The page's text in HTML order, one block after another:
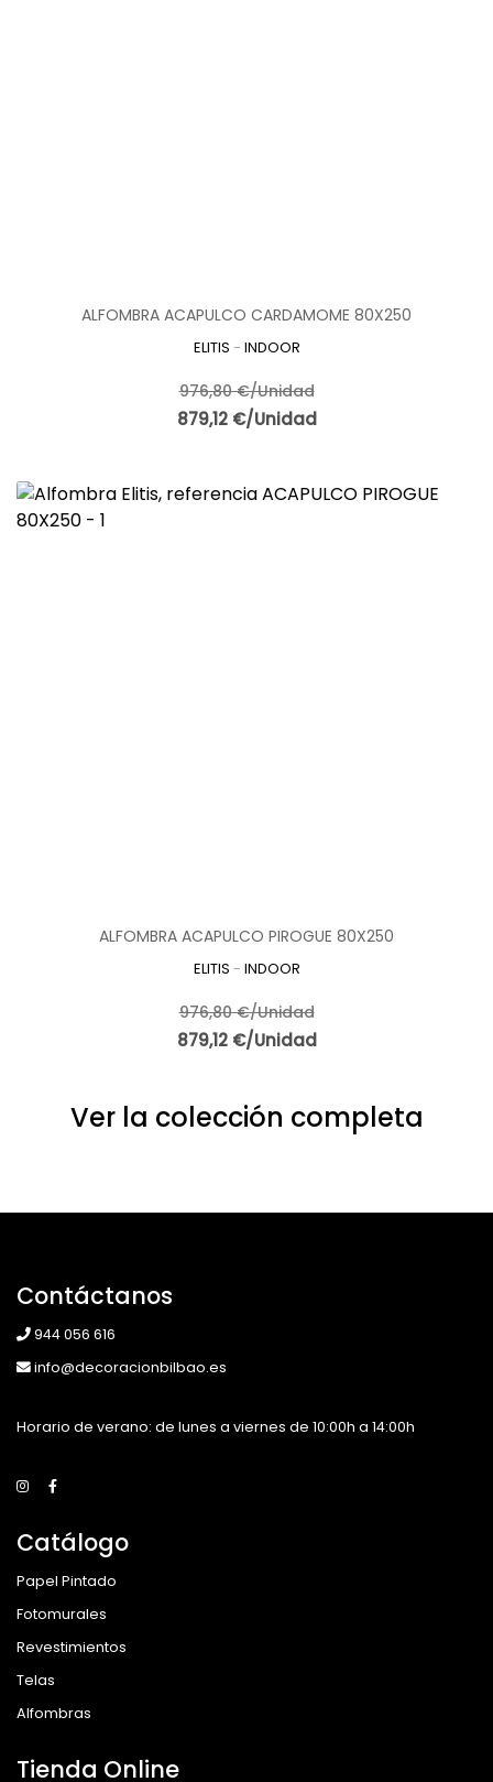
ALFOMBRA ACAPULCO CARDAMOME 80X250
ELITIS - INDOOR
976,80 €/Unidad
879,12 €/Unidad
ALFOMBRA ACAPULCO PIROGUE 80X250
ELITIS - INDOOR
976,80 €/Unidad
879,12 €/Unidad
Ver la colección completa
Contáctanos
944 056 616
info@decoracionbilbao.es
Horario de verano: de lunes a viernes de 10:00h a 14:00h
Catálogo
Papel Pintado
Fotomurales
Revestimientos
Telas
Alfombras
Tienda Online